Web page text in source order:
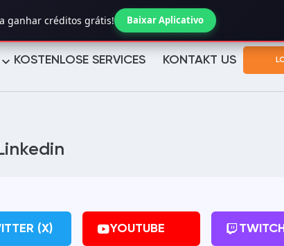
ganhar créditos grátis! Baixar Aplicativo Verificar
LINKEDIN
LIKEE
KOSTENLOSE SERVICES KONTAKT US
(X) YOUTUBE TWITCH